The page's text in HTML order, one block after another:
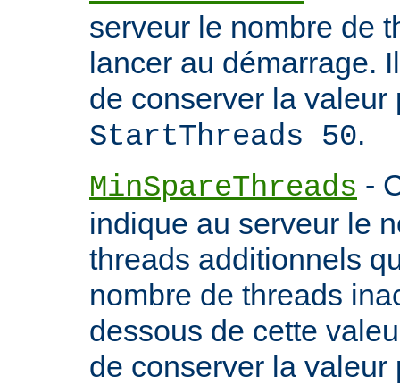
serveur le nombre de
lancer au démarrage.
de conserver la valeur
StartThreads 50.
MinSpareThreads -
indique au serveur le
threads additionnels
nombre de threads
dessous de cette
de conserver la valeur